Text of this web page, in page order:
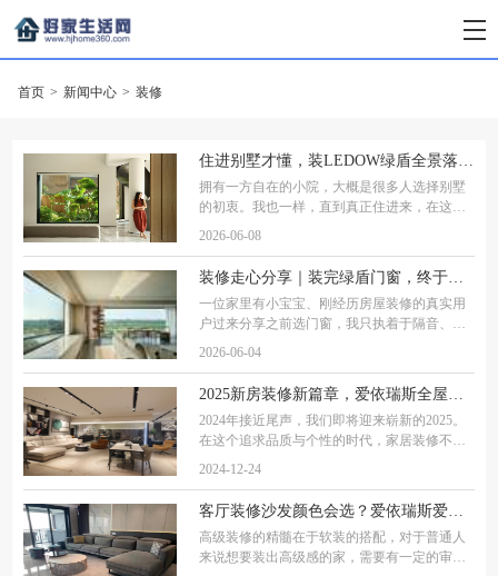
首页 > 新闻中心 > 装修
拥有一方自在的小院，大概是很多人选择别墅
的初衷。我也一样，直到真正住进来，在这个
目青绿透过整面大玻璃涌进屋里，日子变得又
2026-06-08
一位家里有小宝宝、刚经历房屋装修的真实用
户过来分享之前选门窗，我只执着于隔音、隔
困扰，才是贯穿日常居家、最让人焦虑的两大
2026-06-04
2024年接近尾声，我们即将迎来崭新的2025。
在这个追求品质与个性的时代，家居装修不再
独特的设计理念，丰富的产品种类以及卓越的
实用
2024-12-24
高级装修的精髓在于软装的搭配，对于普通人
来说想要装出高级感的家，需要有一定的审美